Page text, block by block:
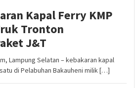
Kapal Ferry KMP
Tronton
J&T
Lampung Selatan – kebakaran kapal
di Pelabuhan Bakauheni milik […]